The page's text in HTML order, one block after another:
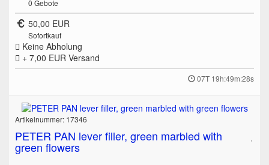
0 Gebote
50,00 EUR
Sofortkauf
Keine Abholung
+ 7,00 EUR Versand
07T 19h:49m:28s
Artikelnummer: 17346
PETER PAN lever filler, green marbled with
green flowers